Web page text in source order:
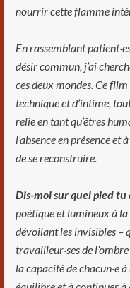
nourrir cette flamme
En rassemblant
désir commun, j’ai
ces deux mondes. Ce
technique et d’intime,
relie en tant qu’êtres
l’absence en présence et
de se reconstruire.
Dis-moi sur quel pied tu
poétique et lumineux à
dévoilant les invisibles –
travailleur·ses de
la capacité de chacun·e